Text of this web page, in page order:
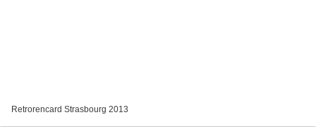
Retrorencard Strasbourg 2013